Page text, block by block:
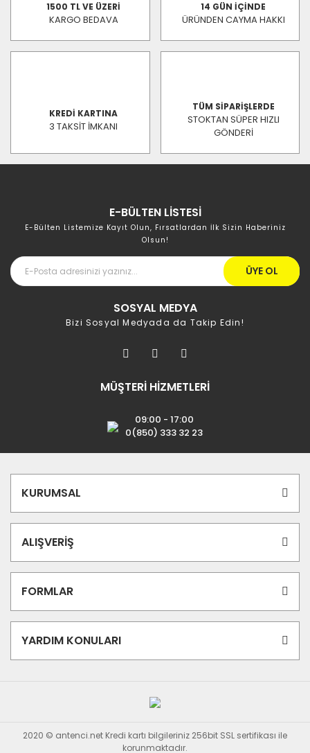
1500 TL VE ÜZERİ
KARGO BEDAVA
14 GÜN İÇİNDE
ÜRÜNDEN CAYMA HAKKI
KREDİ KARTINA
3 TAKSİT İMKANI
TÜM SİPARİŞLERDE
STOKTAN SÜPER HIZLI
GÖNDERİ
E-BÜLTEN LİSTESİ
E-Bülten Listemize Kayıt Olun, Fırsatlardan İlk Sizin Haberiniz
Olsun!
ÜYE OL
SOSYAL MEDYA
Bizi Sosyal Medyada da Takip Edin!
MÜŞTERİ HİZMETLERİ
09:00 - 17:00
0(850) 333 32 23
KURUMSAL
ALIŞVERİŞ
FORMLAR
YARDIM KONULARI
2020 © antenci.net Kredi kartı bilgileriniz 256bit SSL sertifikası ile
korunmaktadır.